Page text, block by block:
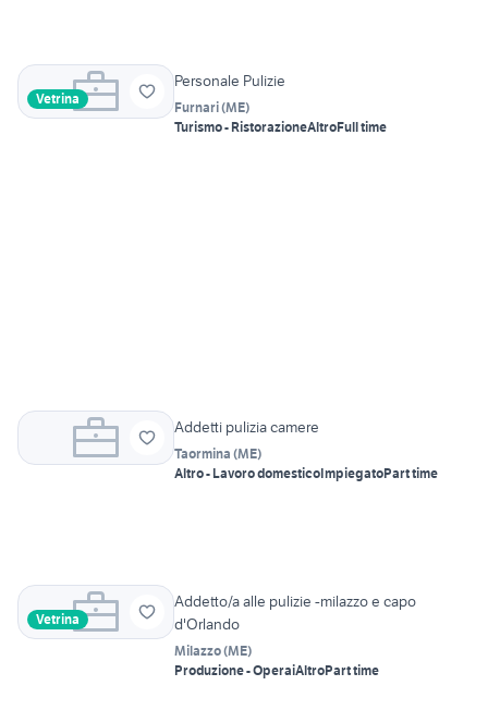
Vetrina
Personale Pulizie
Furnari(ME)
Turismo - RistorazioneAltroFull time
Addetti pulizia camere
Taormina (ME)
Altro - Lavoro domesticoImpiegatoPart time
Vetrina
Addetto/a alle pulizie -milazzo e capo
d'Orlando
Milazzo(ME)
Produzione - OperaiAltroPart time